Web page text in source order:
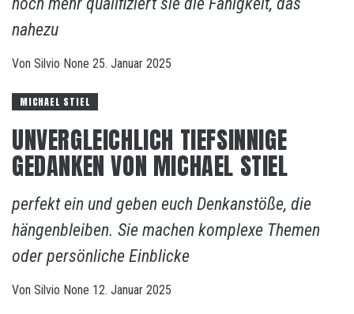
nahezu
Von Silvio None 25. Januar 2025
MICHAEL STIEL
UNVERGLEICHLICH TIEFSINNIGE
GEDANKEN VON MICHAEL STIEL
perfekt ein und geben euch Denkanstöße, die
hängenbleiben. Sie machen komplexe Themen
oder persönliche Einblicke
Von Silvio None 12. Januar 2025